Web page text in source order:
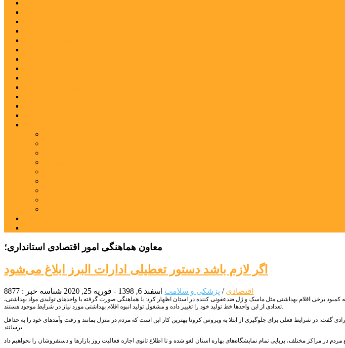
معاون هماهنگی امور اقتصادی استانداری؛
اگر لازم باشد دستور تعطیلی ادارات البرز ابلاغ می‌شود
اقتصادی / پزشکی و سلامت اسفند 6, 1398 - فوریه 25, 2020 شناسه خبر : 8877
کمبود برخی اقلام بهداشتی مثل ماسک و ژل ضدعفونی کننده در استان اظهار کرد: با هماهنگی صورت گرفته با واحدهای تولیدی مواد بهداشتی،
تعدادی از این واحدها خط تولید خود را تغییر داده و مشغول تولید انبوه اقلام بهداشتی مورد نیاز در شرایط موجود هستند.
گفت: در شرایط فعلی برای جلوگیری از ابتلا به ویروس کرونا بهترین کار این است که مردم در منزل بمانند و رفت وآمدهای خود را به حداقل
برسانند.